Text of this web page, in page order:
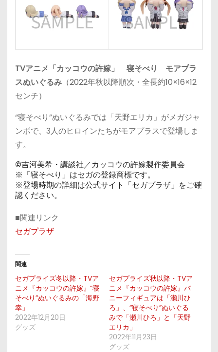
TVアニメ「カッコウの許嫁」 寝そべり モアプラ
スぬいぐるみ （2022年秋以降順次・全長約10×16×12
センチ）
“寝そべり”ぬいぐるみでは「天野エリカ」がメガジャ
ンボで、3人のヒロインたちがモアプラスで登場しま
す。
©吉河美希・講談社／カッコウの許嫁製作委員会
※「寝そべり」はセガの登録商標です。
※登場時期の詳細は公式サイト「セガプラザ」をご確
認ください。
■関連リンク
セガプラザ
関連
セガプライズ冬以降・TVア
ニメ『カッコウの許嫁』“寝
そべり”ぬいぐるみの「海野
幸」
2022年12月20日
グッズ
セガプライズ秋以降・TVア
ニメ『カッコウの許嫁』バ
ニーフィギュアは「瀬川ひ
ろ」、“寝そべり”ぬいぐる
みで「瀬川ひろ」と「天野
エリカ」
2022年11月23日
グッズ